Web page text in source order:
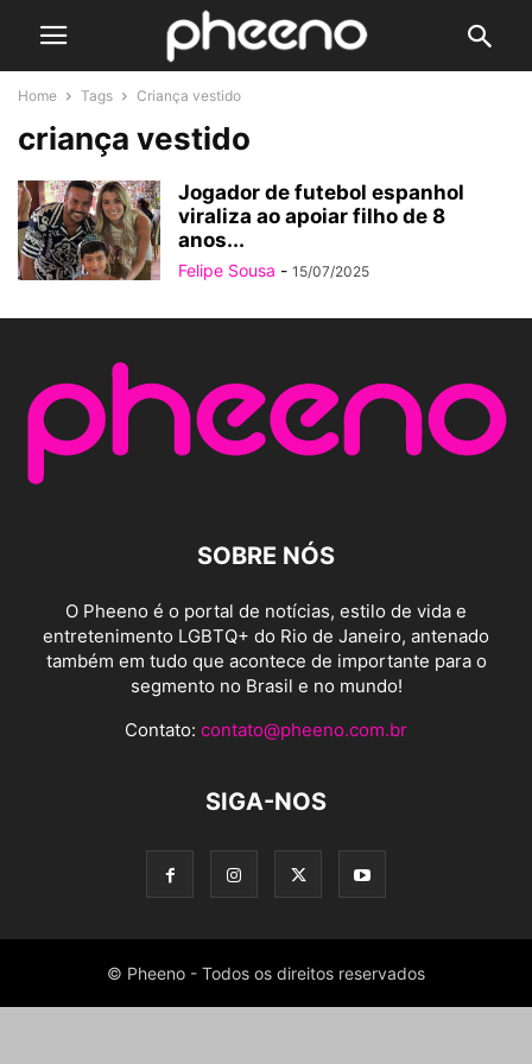
Home Tags Criança vestido
criança vestido
Jogador de futebol espanhol
viraliza ao apoiar filho de 8
anos...
Felipe Sousa - 15/07/2025
SOBRE NÓS
O Pheeno é o portal de notícias, estilo de vida e
entretenimento LGBTQ+ do Rio de Janeiro, antenado
também em tudo que acontece de importante para o
segmento no Brasil e no mundo!
Contato: contato@pheeno.com.br
SIGA-NOS
© Pheeno - Todos os direitos reservados